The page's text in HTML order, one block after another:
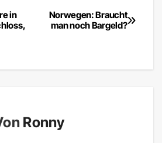
Norwegen: Braucht
man noch Bargeld?
in
Ronny